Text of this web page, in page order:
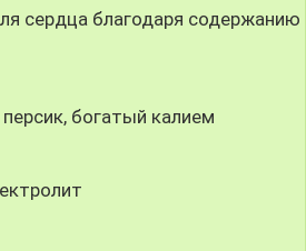
сердца благодаря содержанию
богатый калием